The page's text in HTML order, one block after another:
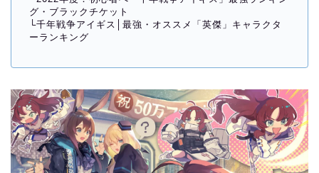
グ・ブラックチケット
└千年戦争アイギス│最強・オススメ「英傑」キャラクタ
ーランキング